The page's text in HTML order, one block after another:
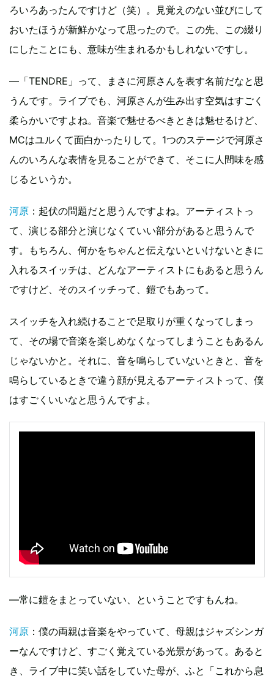
ろいろあったんですけど（笑）。見覚えのない並びにして
おいたほうが新鮮かなって思ったので。この先、この綴り
にしたことにも、意味が生まれるかもしれないですし。
—「TENDRE」って、まさに河原さんを表す名前だなと思
うんです。ライブでも、河原さんが生み出す空気はすごく
柔らかいですよね。音楽で魅せるべきときは魅せるけど、
MCはユルくて面白かったりして。1つのステージで河原さ
んのいろんな表情を見ることができて、そこに人間味を感
じるというか。
河原 ：起伏の問題だと思うんですよね。アーティストっ
て、演じる部分と演じなくていい部分があると思うんで
す。もちろん、何かをちゃんと伝えないといけないときに
入れるスイッチは、どんなアーティストにもあると思うん
ですけど、そのスイッチって、鎧でもあって。
スイッチを入れ続けることで足取りが重くなってしまっ
て、その場で音楽を楽しめなくなってしまうこともあるん
じゃないかと。それに、音を鳴らしていないときと、音を
鳴らしているときで違う顔が見えるアーティストって、僕
はすごくいいなと思うんですよ。
—常に鎧をまとっていない、ということですもんね。
河原 ：僕の両親は音楽をやっていて、母親はジャズシンガ
ーなんですけど、すごく覚えている光景があって。あると
き、ライブ中に笑い話をしていた母が、ふと「これから息